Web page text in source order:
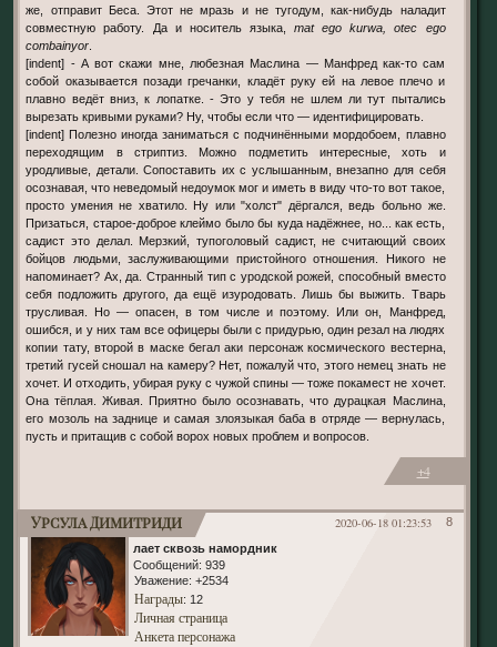
же, отправит Беса. Этот не мразь и не тугодум, как-нибудь наладит
совместную работу. Да и носитель языка,mat ego kurwa, otec ego
combainyor
[indent] - А вот скажи мне, любезная Маслина — Манфред как-то сам
собой оказывается позади гречанки, кладёт руку ей на левое плечо и
плавно ведёт вниз, к лопатке. - Это у тебя не шлем ли тут пытались
вырезать кривыми руками? Ну, чтобы если что — идентифицировать.
[indent] Полезно иногда заниматься с подчинёнными мордобоем, плавно
переходящим в стриптиз. Можно подметить интересные, хоть и
уродливые, детали. Сопоставить их с услышанным, внезапно для себя
осознавая, что неведомый недоумок мог и иметь в виду что-то вот такое,
просто умения не хватило. Ну или "холст" дёргался, ведь больно же.
Призаться, старое-доброе клеймо было бы куда надёжнее, но... как есть,
садист это делал. Мерзкий, тупоголовый садист, не считающий своих
бойцов людьми, заслуживающими пристойного отношения. Никого не
напоминает? Ах, да. Странный тип с уродской рожей, способный вместо
себя подложить другого, да ещё изуродовать. Лишь бы выжить. Тварь
трусливая. Но — опасен, в том числе и поэтому. Или он, Манфред,
ошибся, и у них там все офицеры были с придурью, один резал на людях
копии тату, второй в маске бегал аки персонаж космического вестерна,
третий гусей сношал на камеру? Нет, пожалуй что, этого немец знать не
хочет. И отходить, убирая руку с чужой спины — тоже покамест не хочет.
Она тёплая. Живая. Приятно было осознавать, что дурацкая Маслина,
его мозоль на заднице и самая злоязыкая баба в отряде — вернулась,
пусть и притащив с собой ворох новых проблем и вопросов.
+4
8
2020-06-18 01:23:53
Урсула Димитриди
лает сквозь намордник
Сообщений: 939
Уважение: +2534
Награды: 12
Личная страница
Анкета персонажа